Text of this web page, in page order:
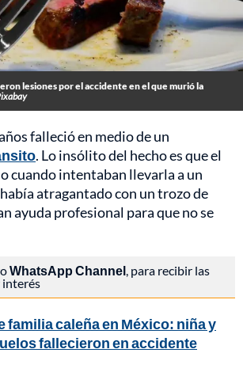
lesiones por el accidente en el que murió la
falleció en medio de un
. Lo insólito del hecho es que el
cuando intentaban llevarla a un
atragantado con un trozo de
ayuda profesional para que no se
WhatsApp Channel, para recibir las
interés
familia caleña en México: niña y
fallecieron en accidente